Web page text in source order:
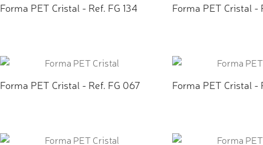
Forma PET Cristal - Ref. FG 134 Forma PET Cristal -
Forma PET Cristal - Ref. FG 067 Forma PET Cristal -